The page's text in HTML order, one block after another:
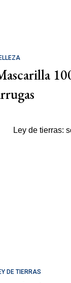
DE TIERRAS